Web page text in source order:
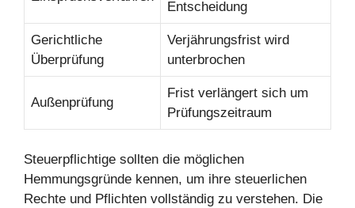
Entscheidung
Gerichtliche
Überprüfung
Verjährungsfrist wird
unterbrochen
Außenprüfung
Frist verlängert sich um
Prüfungszeitraum
Steuerpflichtige sollten die möglichen
Hemmungsgründe kennen, um ihre steuerlichen
Rechte und Pflichten vollständig zu verstehen. Die